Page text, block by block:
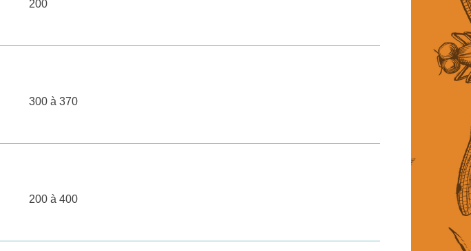
200
300 à 370
200 à 400